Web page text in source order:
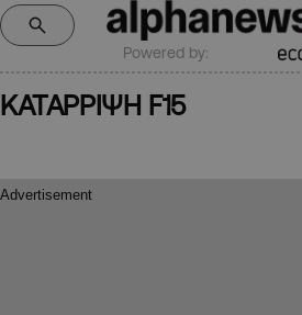
Powered by:
ΚΑΤΑΡΡΙΨΗ F15